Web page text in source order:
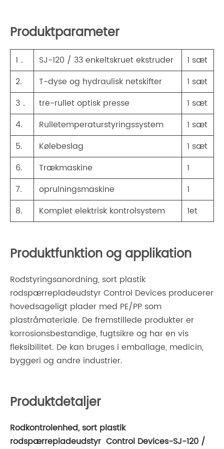
Produktparameter
1． SJ-120 / 33 enkeltskruet ekstruder
1 sæt
2.
T-dyse og hydraulisk netskifter
1 sæt
3．
tre-rullet optisk presse
1 sæt
4.
Rulletemperaturstyringssystem
1 sæt
5.
Kølebeslag
1 sæt
6.
Trækmaskine
1
7.
oprulningsmaskine
1
8.
Komplet elektrisk kontrolsystem 1et
Produktfunktion og applikation
Rodstyringsanordning, sort plastik
rodspærrepladeudstyr Control Devices producerer
hovedsageligt plader med PE/PP som
plastråmateriale. De fremstillede produkter er
korrosionsbestandige, fugtsikre og har en vis
fleksibilitet. De kan bruges i emballage, medicin,
byggeri og andre industrier.
Produktdetaljer
Rodkontrolenhed, sort plastik
rodspærrepladeudstyr Control Devices-SJ-120 /